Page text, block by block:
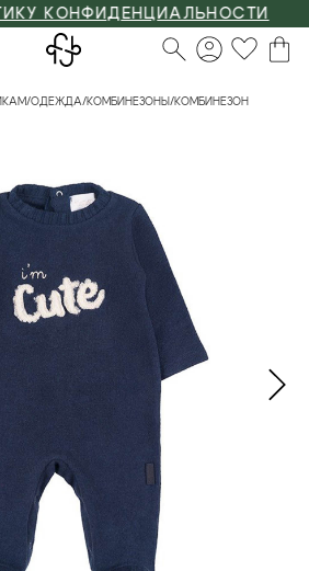
КОНФИДЕНЦИАЛЬНОСТИ
/ОДЕЖДА/КОМБИНЕЗОНЫ /КОМБИНЕЗОН